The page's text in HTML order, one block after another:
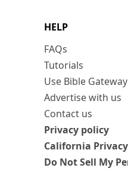
HELP
FAQs
Tutorials
Use Bible
Advertise with us
Contact us
Privacy policy
California
Do Not Sell My